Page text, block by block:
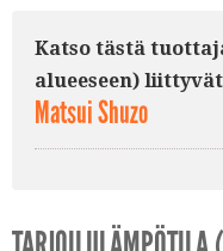
Katso tästä
alueeseen)
Matsui Shuzo